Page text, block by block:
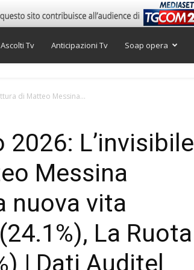
Ascolti Tv Anticipazioni Tv Soap opera
di Matteo Messina...
L’invisibile
Messina
nuova vita
La Ruota
| Dati Auditel